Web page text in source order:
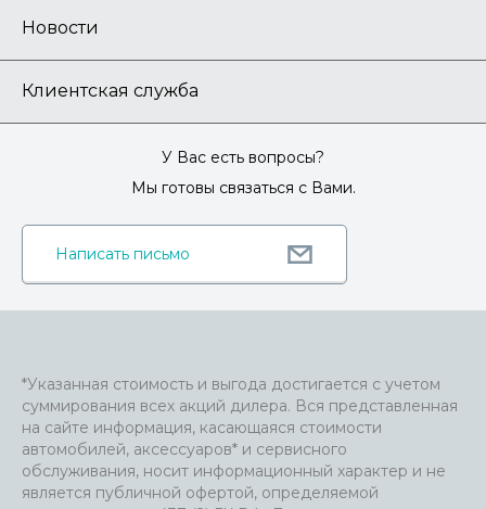
Новости
Клиентская служба
У Вас есть вопросы?
Мы готовы связаться с Вами.
Написать письмо
*Указанная стоимость и выгода достигается с учетом
суммирования всех акций дилера. Вся представленная
на сайте информация, касающаяся стоимости
автомобилей, аксессуаров* и сервисного
обслуживания, носит информационный характер и не
является публичной офертой, определяемой